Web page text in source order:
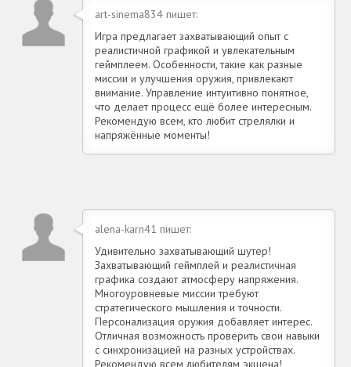
art-sinema834 пишет:
Игра предлагает захватывающий опыт с
реалистичной графикой и увлекательным
геймплеем. Особенности, такие как разные
миссии и улучшения оружия, привлекают
внимание. Управление интуитивно понятное,
что делает процесс ещё более интересным.
Рекомендую всем, кто любит стрелялки и
напряжённые моменты!
alena-karn41 пишет:
Удивительно захватывающий шутер!
Захватывающий геймплей и реалистичная
графика создают атмосферу напряжения.
Многоуровневые миссии требуют
стратегического мышления и точности.
Персонализация оружия добавляет интерес.
Отличная возможность проверить свои навыки
с синхронизацией на разных устройствах.
Рекомендую всем любителям экшена!